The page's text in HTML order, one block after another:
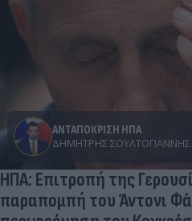
ΑΝΤΑΠΟΚΡΙΣΗ ΗΠΑ
ΔΗΜΉΤΡΗΣ ΣΟΥΛΤΟΓΙΆΝΝΗΣ
ΗΠΑ: Επιτροπή της
παραπομπή του Άντονι